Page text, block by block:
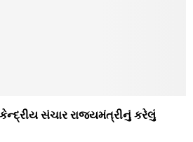
સંચાર રાજ્‍યમંત્રીનું કરેલું